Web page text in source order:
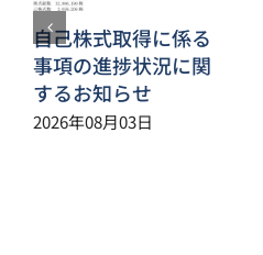
自己株式取得に係る
事項の進捗状況に関
するお知らせ
2026年08月03日